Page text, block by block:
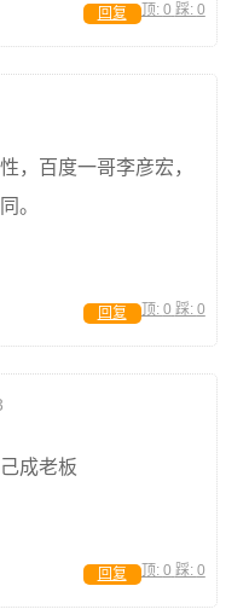
顶: 0 踩: 0
回复
，百度一哥李彦宏，
。
顶: 0 踩: 0
回复
成老板
顶: 0 踩: 0
回复